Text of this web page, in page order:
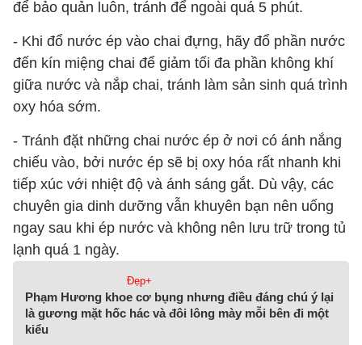
để bảo quản luôn, tránh để ngoài quá 5 phút.
- Khi đổ nước ép vào chai đựng, hãy đổ phần nước
đến kín miệng chai để giảm tối đa phần không khí
giữa nước và nắp chai, tránh làm sản sinh quá trình
oxy hóa sớm.
- Tránh đặt những chai nước ép ở nơi có ánh nắng
chiếu vào, bởi nước ép sẽ bị oxy hóa rất nhanh khi
tiếp xúc với nhiệt độ và ánh sáng gắt. Dù vậy, các
chuyên gia dinh dưỡng vẫn khuyên bạn nên uống
ngay sau khi ép nước và không nên lưu trữ trong tủ
lạnh quá 1 ngày.
Đẹp+
Phạm Hương khoe cơ bụng nhưng điều đáng chú ý lại
là gương mặt hốc hác và đôi lông mày mỗi bên đi một
kiểu